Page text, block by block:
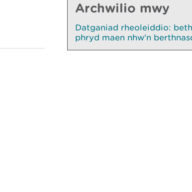
Archwilio mwy
Datganiad rheoleiddio:
phryd maen nhw'n